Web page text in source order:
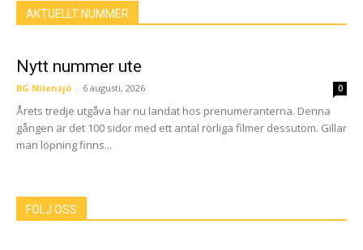
AKTUELLT NUMMER
Nytt nummer ute
BG Nilensjö - 6 augusti, 2026 0
Årets tredje utgåva har nu landat hos prenumeranterna. Denna
gången är det 100 sidor med ett antal rörliga filmer dessutom. Gillar
man löpning finns...
FÖLJ OSS